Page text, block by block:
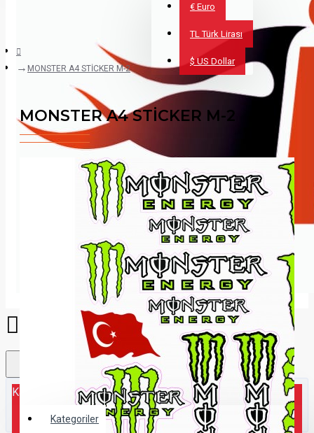
€ Euro
TL Türk Lirası
$ US Dollar
Kategoriler
Kategoriler
MONSTER A4 STİCKER M-2
MONSTER A4 STİCKER M-2